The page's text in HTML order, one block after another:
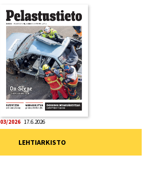
03/2026 17.6.2026
LEHTIARKISTO